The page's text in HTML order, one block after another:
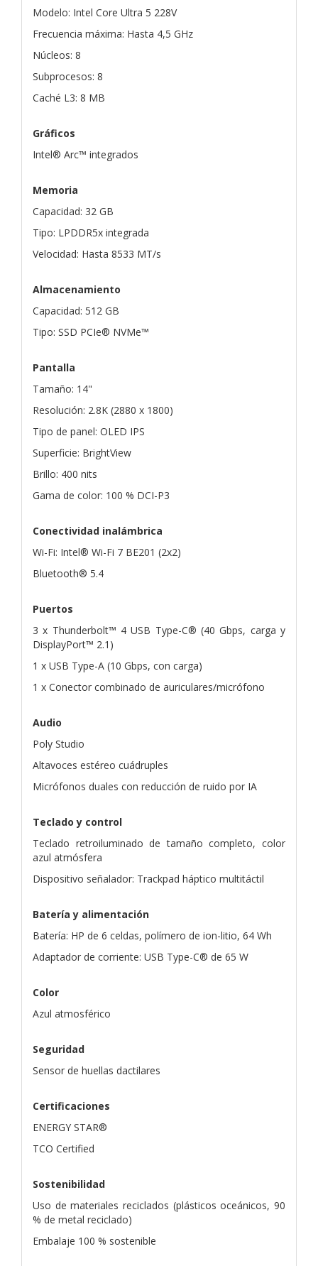
Modelo: Intel Core Ultra 5 228V
Frecuencia máxima: Hasta 4,5 GHz
Núcleos: 8
Subprocesos: 8
Caché L3: 8 MB
Gráficos
Intel® Arc™ integrados
Memoria
Capacidad: 32 GB
Tipo: LPDDR5x integrada
Velocidad: Hasta 8533 MT/s
Almacenamiento
Capacidad: 512 GB
Tipo: SSD PCIe® NVMe™
Pantalla
Tamaño: 14"
Resolución: 2.8K (2880 x 1800)
Tipo de panel: OLED IPS
Superficie: BrightView
Brillo: 400 nits
Gama de color: 100 % DCI-P3
Conectividad inalámbrica
Wi-Fi: Intel® Wi-Fi 7 BE201 (2x2)
Bluetooth® 5.4
Puertos
3 x Thunderbolt™ 4 USB Type-C® (40 Gbps, carga y
DisplayPort™ 2.1)
1 x USB Type-A (10 Gbps, con carga)
1 x Conector combinado de auriculares/micrófono
Audio
Poly Studio
Altavoces estéreo cuádruples
Micrófonos duales con reducción de ruido por IA
Teclado y control
Teclado retroiluminado de tamaño completo, color
azul atmósfera
Dispositivo señalador: Trackpad háptico multitáctil
Batería y alimentación
Batería: HP de 6 celdas, polímero de ion-litio, 64 Wh
Adaptador de corriente: USB Type-C® de 65 W
Color
Azul atmosférico
Seguridad
Sensor de huellas dactilares
Certificaciones
ENERGY STAR®
TCO Certified
Sostenibilidad
Uso de materiales reciclados (plásticos oceánicos, 90
% de metal reciclado)
Embalaje 100 % sostenible